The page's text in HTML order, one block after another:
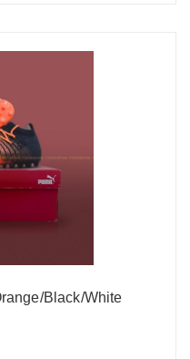
Black/White